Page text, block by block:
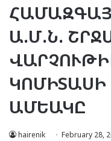
Ա.Մ.Ն.
ԿՈՄԻՏԱՍԻ
ԱՄԵԱԿԸ
hairenik February 28,